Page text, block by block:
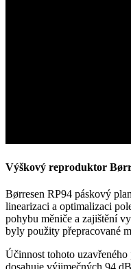
Výškový reproduktor
Børresen RP94 páskový
linearizaci a optimalizaci
pohybu měniče a zajištění
byly použity přepracované
Účinnost tohoto